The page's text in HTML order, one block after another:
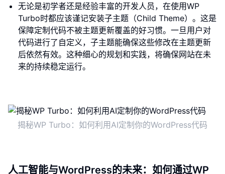
无论是初学者还是经验丰富的开发人员，在使用WP
Turbo时都应该谨记安装子主题（Child Theme）。这是
保障定制代码不被主题更新覆盖的好习惯。一旦用户对
代码进行了自定义，子主题能确保这些修改在主题更新
后依然有效。这种细心的规划和实践，将确保网站在未
来的持续稳定运行。
揭秘WP Turbo：如何利用AI定制你的WordPress代码
人工智能与WordPress的未来：如何通过WP